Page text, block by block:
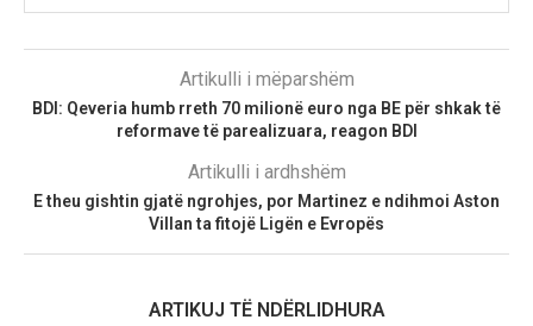
Artikulli i mëparshëm
BDI: Qeveria humb rreth 70 milionë euro nga BE për shkak të
reformave të parealizuara, reagon BDI
Artikulli i ardhshëm
E theu gishtin gjatë ngrohjes, por Martinez e ndihmoi Aston
Villan ta fitojë Ligën e Evropës
ARTIKUJ TË NDËRLIDHURA